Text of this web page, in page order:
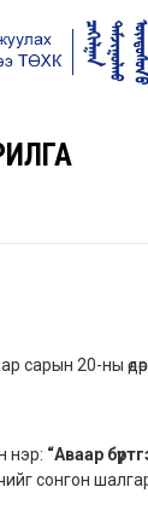
сарын 20-ны өдөр
нэр: “Аваар
сонгон